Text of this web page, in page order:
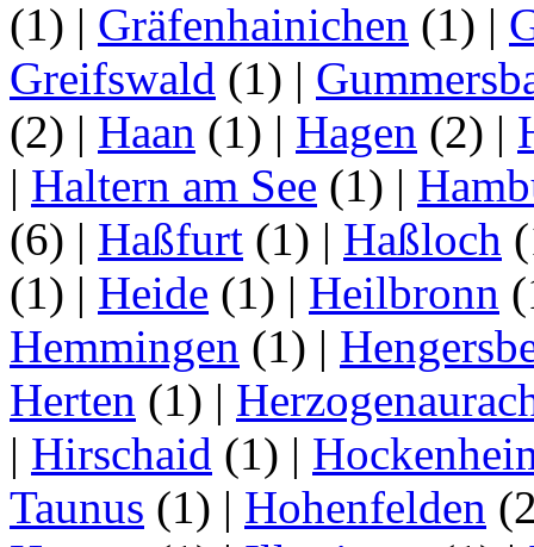
(1) | Gräfenhainichen (1) |
Greifswald (1) |
(2) | Haan (1) | Hagen (2) |
| Haltern am See (1) |
(6) | Haßfurt (1) | Haßloch
(1) | Heide (1) | Heilbronn
Hemmingen (1) |
Herten (1) |
| Hirschaid (1) |
Taunus (1) | Hohenfelden